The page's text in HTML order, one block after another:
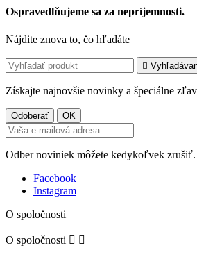
Ospravedlňujeme sa za nepríjemnosti.
Nájdite znova to, čo hľadáte

Získajte najnovšie novinky a špeciálne
Odber noviniek môžete kedykoľvek
Facebook
Instagram
O spoločnosti
O spoločnosti  